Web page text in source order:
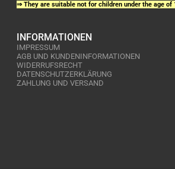
⇒ They are suitable not for children under the age
INFORMATIONEN
IMPRESSUM
AGB UND KUNDENINFORMATIONEN
WIDERRUFSRECHT
DATENSCHUTZERKLÄRUNG
ZAHLUNG UND VERSAND